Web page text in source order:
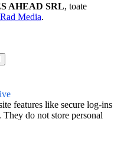
AHEAD SRL, toate
Rad Media.
features like secure log-ins
They do not store personal